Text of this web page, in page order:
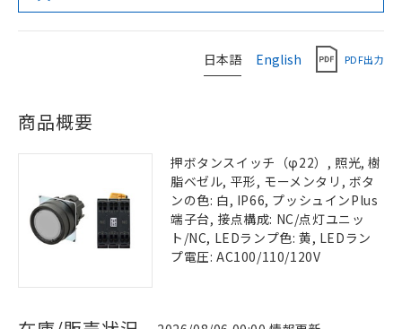
日本語 English PDF出力
商品概要
押ボタンスイッチ（φ22）, 照光, 樹
脂ベゼル, 平形, モーメンタリ, ボタ
ンの色: 白, IP66, プッシュインPlus
端子台, 接点構成: NC/点灯ユニッ
ト/NC, LEDランプ色: 黄, LEDラン
プ電圧: AC100/110/120V